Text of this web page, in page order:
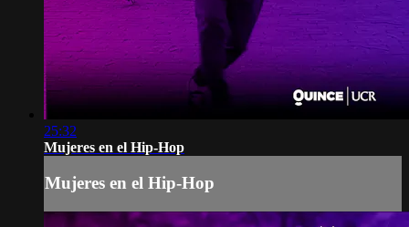
25:32
Mujeres en el Hip-Hop
Mujeres en el Hip-Hop